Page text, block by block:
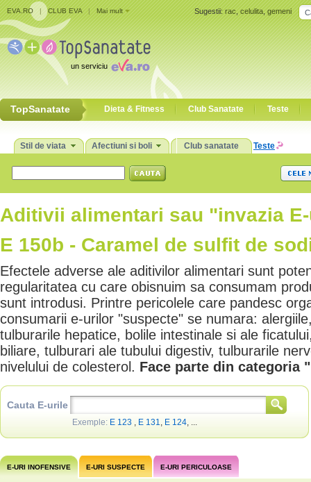
Sugestii: rac,celulita,gemeni
EVA.RO | CLUB EVA | Mai mult
un serviciu
TopSanatate Dieta & Fitness Club Sanatate Teste
Stil de viata Afectiuni si boli Club sanatate Teste
Aditivii alimentari sau "invazia
E 150b - Caramel de sulfit de
Efectele adverse ale aditivilor alimentari sunt
regularitatea cu care obisnuim sa consumam
sunt introdusi. Printre pericolele care pandesc
consumarii e-urilor "suspecte" se numara:
tulburarile hepatice, bolile intestinale si ale
biliare, tulburari ale tubului digestiv, tulburarile
nivelului de colesterol. Face parte din categoria
Cauta E-urile
Exemple: E 123 , E 131, E 124, ...
E-URI INOFENSIVE E-URI SUSPECTE E-URI PERICULOASE